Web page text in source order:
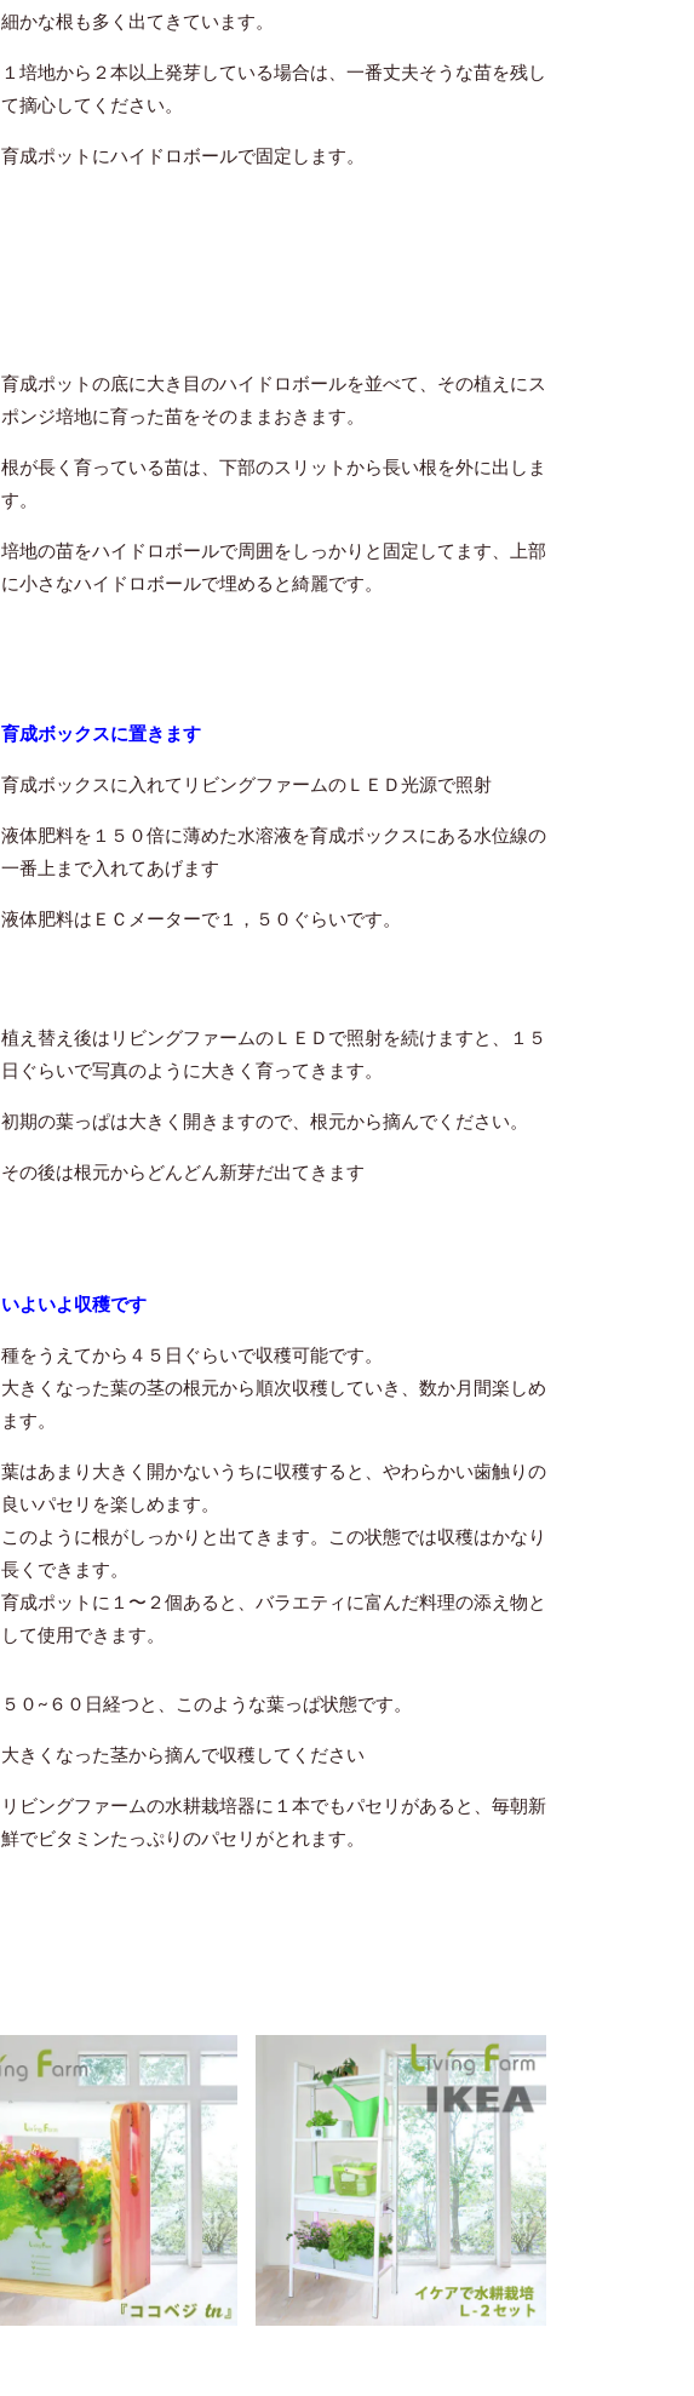
細かな根も多く出てきています。
１培地から２本以上発芽している場合は、一番丈夫そうな苗を残し
て摘心してください。
育成ポットにハイドロボールで固定します。
育成ポットの底に大き目のハイドロボールを並べて、その植えにス
ポンジ培地に育った苗をそのままおきます。
根が長く育っている苗は、下部のスリットから長い根を外に出しま
す。
培地の苗をハイドロボールで周囲をしっかりと固定してます、上部
に小さなハイドロボールで埋めると綺麗です。
育成ボックスに置きます
育成ボックスに入れてリビングファームのＬＥＤ光源で照射
液体肥料を１５０倍に薄めた水溶液を育成ボックスにある水位線の
一番上まで入れてあげます
液体肥料はＥＣメーターで１，５０ぐらいです。
植え替え後はリビングファームのＬＥＤで照射を続けますと、１５
日ぐらいで写真のように大きく育ってきます。
初期の葉っぱは大きく開きますので、根元から摘んでください。
その後は根元からどんどん新芽だ出てきます
いよいよ収穫です
種をうえてから４５日ぐらいで収穫可能です。
大きくなった葉の茎の根元から順次収穫していき、数か月間楽しめ
ます。
葉はあまり大きく開かないうちに収穫すると、やわらかい歯触りの
良いパセリを楽しめます。
このように根がしっかりと出てきます。この状態では収穫はかなり
長くできます。
育成ポットに１〜２個あると、バラエティに富んだ料理の添え物と
して使用できます。
５０~６０日経つと、このような葉っぱ状態です。
大きくなった茎から摘んで収穫してください
リビングファームの水耕栽培器に１本でもパセリがあると、毎朝新
鮮でビタミンたっぷりのパセリがとれます。